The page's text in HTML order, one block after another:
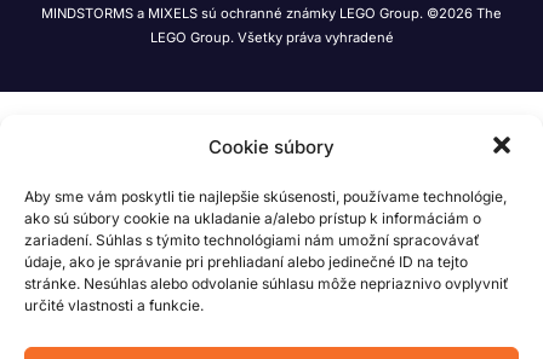
Cookie súbory
Aby sme vám poskytli tie najlepšie skúsenosti, používame technológie,
ako sú súbory cookie na ukladanie a/alebo prístup k informáciám o
zariadení. Súhlas s týmito technológiami nám umožní spracovávať
údaje, ako je správanie pri prehliadaní alebo jedinečné ID na tejto
stránke. Nesúhlas alebo odvolanie súhlasu môže nepriaznivo ovplyvniť
určité vlastnosti a funkcie.
MINDSTORMS a MIXELS sú ochranné známky LEGO Group. ©2026 The
LEGO Group. Všetky práva vyhradené